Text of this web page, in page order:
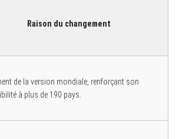
Raison du changement
de la version mondiale, renforçant son
à plus de 190 pays.